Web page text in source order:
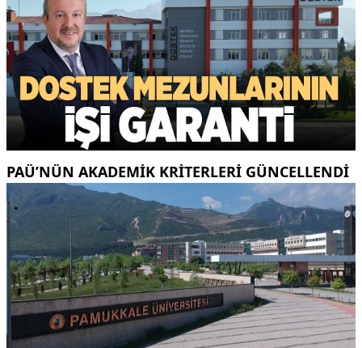
PAÜ’NÜN AKADEMIK KRITERLERI GÜNCELLENDI